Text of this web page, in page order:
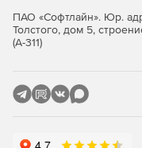
щелчком мыши.
Плавные
ностальгический
ПАО «Софтлайн». Юр.
Толстого, дом 5,
(А-311)